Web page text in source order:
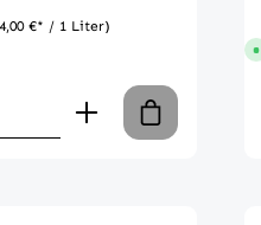
um
ein oder
€* / 1 Liter)
1-3 Tage
Gib den